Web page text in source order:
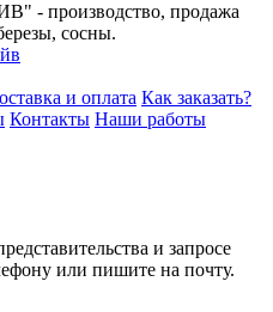
- производство, продажа
сосны.
и оплата Как заказать?
Контакты Наши работы
и запросе
или пишите на почту.